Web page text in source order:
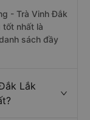
- Trà Vinh Đắk
nhất là
sách đầy
Lắk